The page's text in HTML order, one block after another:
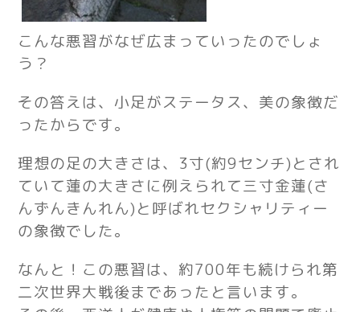
こんな悪習がなぜ広まっていったのでしょ
う？
その答えは、小足がステータス、美の象徴だ
ったからです。
理想の足の大きさは、3寸(約9センチ)とされ
ていて蓮の大きさに例えられて三寸金蓮(さ
んずんきんれん)と呼ばれセクシャリティー
の象徴でした。
なんと！この悪習は、約700年も続けられ第
二次世界大戦後まであったと言います。